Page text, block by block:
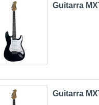
Guitarra
Guitarra